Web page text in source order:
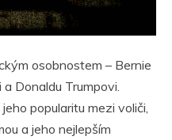
osobnostem – Bernie
Donaldu Trumpovi.
popularitu mezi voliči,
a jeho nejlepším